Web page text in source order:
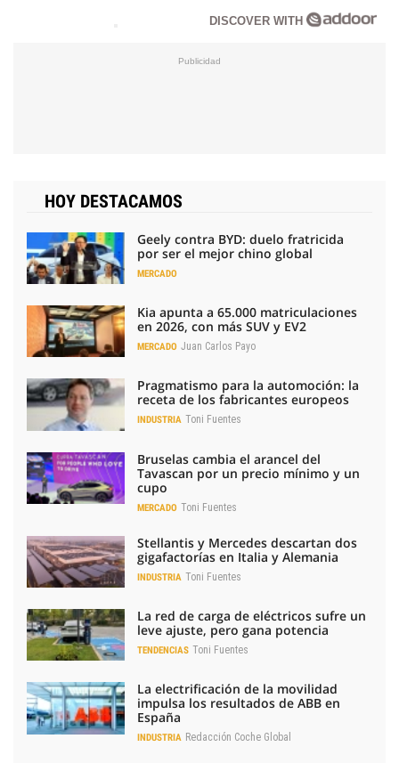
DISCOVER WITH
HOY DESTACAMOS
Geely contra BYD: duelo fratricida
por ser el mejor chino global
MERCADO
Kia apunta a 65.000 matriculaciones
en 2026, con más SUV y EV2
MERCADO Juan Carlos Payo
Pragmatismo para la automoción: la
receta de los fabricantes europeos
INDUSTRIA Toni Fuentes
Bruselas cambia el arancel del
Tavascan por un precio mínimo y un
cupo
MERCADO Toni Fuentes
Stellantis y Mercedes descartan dos
gigafactorías en Italia y Alemania
INDUSTRIA Toni Fuentes
La red de carga de eléctricos sufre un
leve ajuste, pero gana potencia
TENDENCIAS Toni Fuentes
La electrificación de la movilidad
impulsa los resultados de ABB en
España
INDUSTRIA Redacción Coche Global